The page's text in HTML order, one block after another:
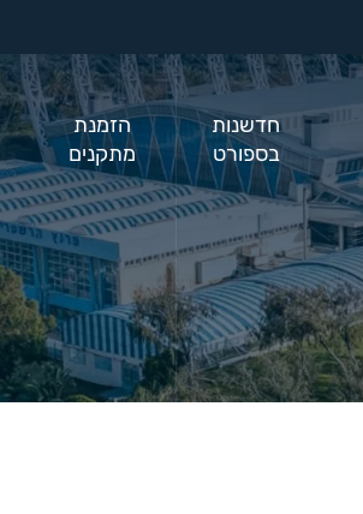
חדשנות
בספורט
הזמנת
מתקנים